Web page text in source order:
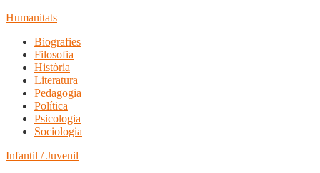
Humanitats
Biografies
Filosofia
Història
Literatura
Pedagogia
Política
Psicologia
Sociologia
Infantil / Juvenil